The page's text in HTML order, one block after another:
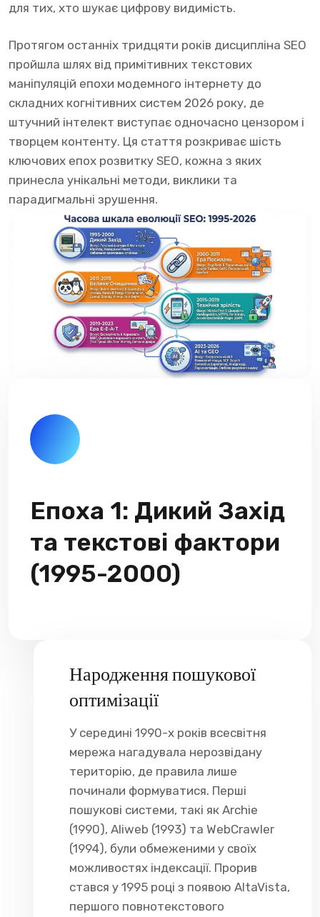
для тих, хто шукає цифрову видимість.
Протягом останніх тридцяти років дисципліна SEO
пройшла шлях від примітивних текстових
маніпуляцій епохи модемного інтернету до
складних когнітивних систем 2026 року, де
штучний інтелект виступає одночасно цензором і
творцем контенту. Ця стаття розкриває шість
ключових епох розвитку SEO, кожна з яких
принесла унікальні методи, виклики та
парадигмальні зрушення.
Епоха 1: Дикий Захід
та текстові фактори
(1995-2000)
Народження пошукової
оптимізації
У середині 1990-х років всесвітня
мережа нагадувала нерозвідану
територію, де правила лише
починали формуватися. Перші
пошукові системи, такі як Archie
(1990), Aliweb (1993) та WebCrawler
(1994), були обмеженими у своїх
можливостях індексації. Прорив
стався у 1995 році з появою AltaVista,
першого повнотекстового